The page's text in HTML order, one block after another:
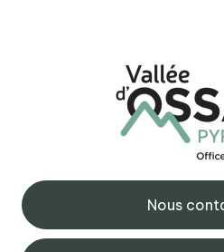
Nous